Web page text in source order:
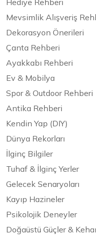
Hediye Rehberi
Mevsimlik Alışveriş
Dekorasyon Önerileri
Çanta Rehberi
Ayakkabı Rehberi
Ev & Mobilya
Spor & Outdoor Rehberi
Antika Rehberi
Kendin Yap (DIY)
Dünya Rekorları
İlginç Bilgiler
Tuhaf & İlginç Yerler
Gelecek Senaryoları
Kayıp Hazineler
Psikolojik Deneyler
Doğaüstü Güçler &